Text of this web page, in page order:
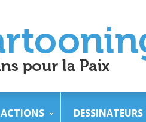
ACTIONS DESSINATEURS